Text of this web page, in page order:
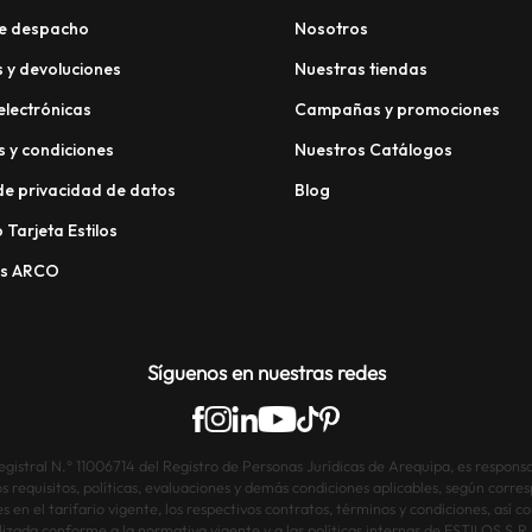
despacho
y devoluciones
y condiciones
privacidad de datos
Estilos
ARCO
Nosotros
Nuestras tiendas
Campañas y promociones
Nuestros Catálogos
Blog
Síguenos en nuestras redes
N.° 11006714 del Registro de Personas Jurídicas de Arequipa, es
políticas, evaluaciones y demás condiciones aplicables, según
en el tarifario vigente, los respectivos contratos, términos y condiciones, así